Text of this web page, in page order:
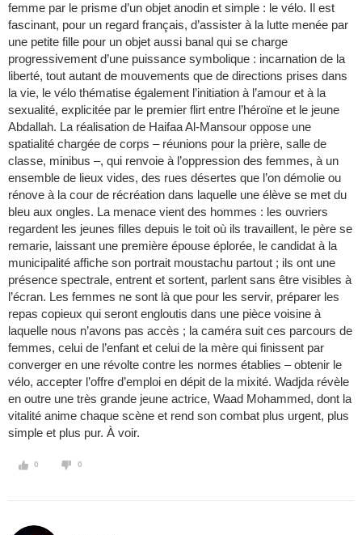
femme par le prisme d’un objet anodin et simple : le vélo. Il est
fascinant, pour un regard français, d’assister à la lutte menée par
une petite fille pour un objet aussi banal qui se charge
progressivement d’une puissance symbolique : incarnation de la
liberté, tout autant de mouvements que de directions prises dans
la vie, le vélo thématise également l’initiation à l’amour et à la
sexualité, explicitée par le premier flirt entre l’héroïne et le jeune
Abdallah. La réalisation de Haifaa Al-Mansour oppose une
spatialité chargée de corps – réunions pour la prière, salle de
classe, minibus –, qui renvoie à l’oppression des femmes, à un
ensemble de lieux vides, des rues désertes que l’on démolie ou
rénove à la cour de récréation dans laquelle une élève se met du
bleu aux ongles. La menace vient des hommes : les ouvriers
regardent les jeunes filles depuis le toit où ils travaillent, le père se
remarie, laissant une première épouse éplorée, le candidat à la
municipalité affiche son portrait moustachu partout ; ils ont une
présence spectrale, entrent et sortent, parlent sans être visibles à
l’écran. Les femmes ne sont là que pour les servir, préparer les
repas copieux qui seront engloutis dans une pièce voisine à
laquelle nous n’avons pas accès ; la caméra suit ces parcours de
femmes, celui de l’enfant et celui de la mère qui finissent par
converger en une révolte contre les normes établies – obtenir le
vélo, accepter l’offre d’emploi en dépit de la mixité. Wadjda révèle
en outre une très grande jeune actrice, Waad Mohammed, dont la
vitalité anime chaque scène et rend son combat plus urgent, plus
simple et plus pur. À voir.
0 0